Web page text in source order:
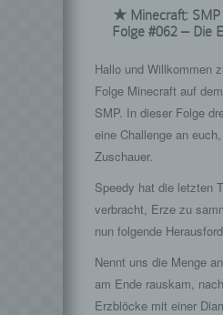
★ Minecraft:
Folge #062 – Die
Hallo und Willkommen
Folge Minecraft auf
SMP. In dieser Folge
eine Challenge an
Zuschauer.
Speedy hat die letzten
verbracht, Erze zu
nun folgende
Nennt uns die Menge
am Ende rauskam,
Erzblöcke mit einer